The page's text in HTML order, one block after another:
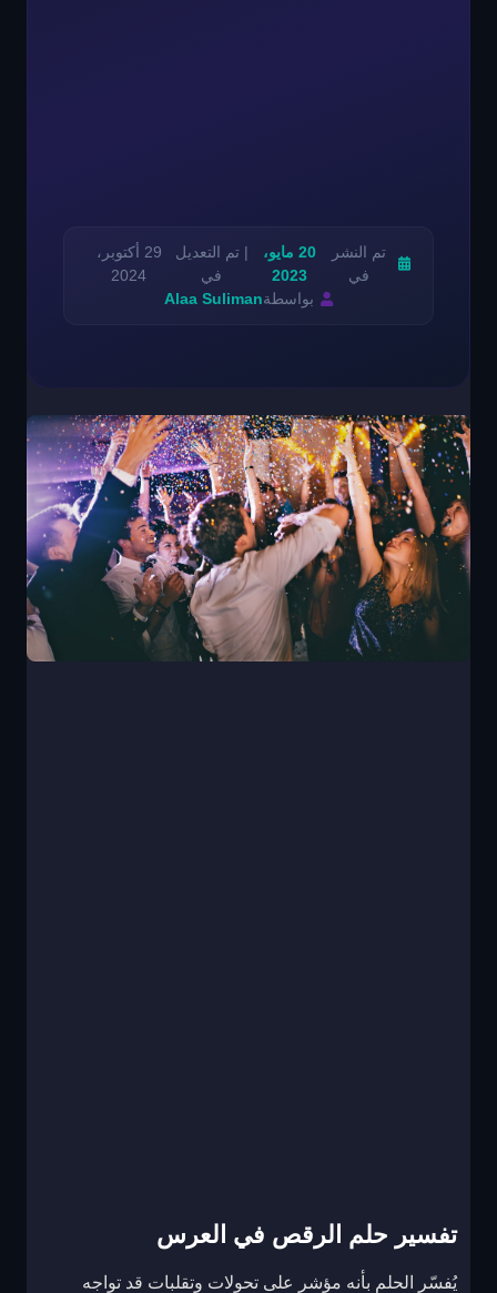
تم النشر
في
20 مايو،
2023
| تم التعديل
في
29 أكتوبر،
2024
بواسطةAlaa Suliman
تفسير حلم الرقص في العرس
يُفسّر الحلم بأنه مؤشر على تحولات وتقلبات قد تواجه